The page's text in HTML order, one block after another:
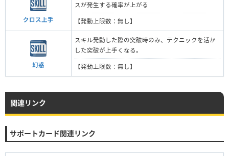
クロス上手
スが発生する確率が上がる
【発動上限数：無し】
幻惑
スキル発動した際の突破時のみ、テクニックを活か
した突破が上手くなる。
【発動上限数：無し】
関連リンク
サポートカード関連リンク